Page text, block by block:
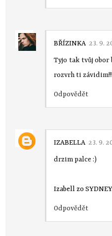
BŘÍZINKA 23. 9.
Tyjo tak tvůj obor
rozvrh ti
Odpovědět
IZABELLA 23. 9.
drzim palce :)
Izabell zo
Odpovědět